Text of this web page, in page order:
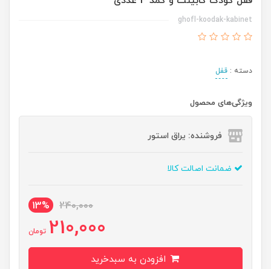
ghofl-koodak-kabinet
دسته : قفل
ویژگی‌های محصول
فروشنده: یراق استور
ضمانت اصالت کالا
240,000
13%
210,000 تومان